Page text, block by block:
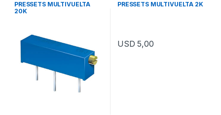
PRESSETS MULTIVUELTA
20K
PRESSETS MULTIVUELTA 2K
USD 5,00